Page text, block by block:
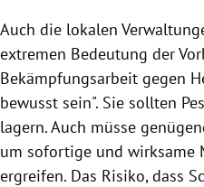
Auch die lokalen
extremen Bedeutung der
Bekämpfungsarbeit gegen
bewusst sein". Sie sollten
lagern. Auch müsse
um sofortige und wirksame
ergreifen. Das Risiko, dass